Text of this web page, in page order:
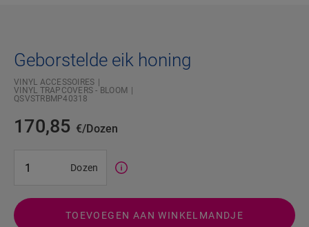
Geborstelde eik honing
VINYL ACCESSOIRES
VINYL TRAPCOVERS - BLOOM
QSVSTRBMP40318
170,85 €/Dozen
Dozen
TOEVOEGEN AAN WINKELMANDJE